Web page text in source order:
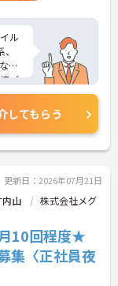
ル
制
づ
の
ま
主
と
。
に
！
してもらう
更新日：2026年07月21日
山
株式会社メグ
月10回程度★
集〈正社員夜